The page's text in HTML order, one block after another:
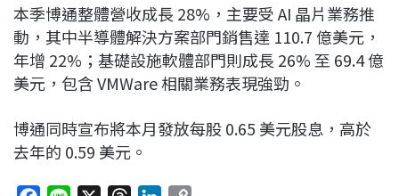
本季博通整體營收成長 28%，主要受 AI 晶片業務推
動，其中半導體解決方案部門銷售達 110.7 億美元，
年增 22%；基礎設施軟體部門則成長 26% 至 69.4 億
美元，包含 VMWare 相關業務表現強勁。
博通同時宣布將本月發放每股 0.65 美元股息，高於
去年的 0.59 美元。